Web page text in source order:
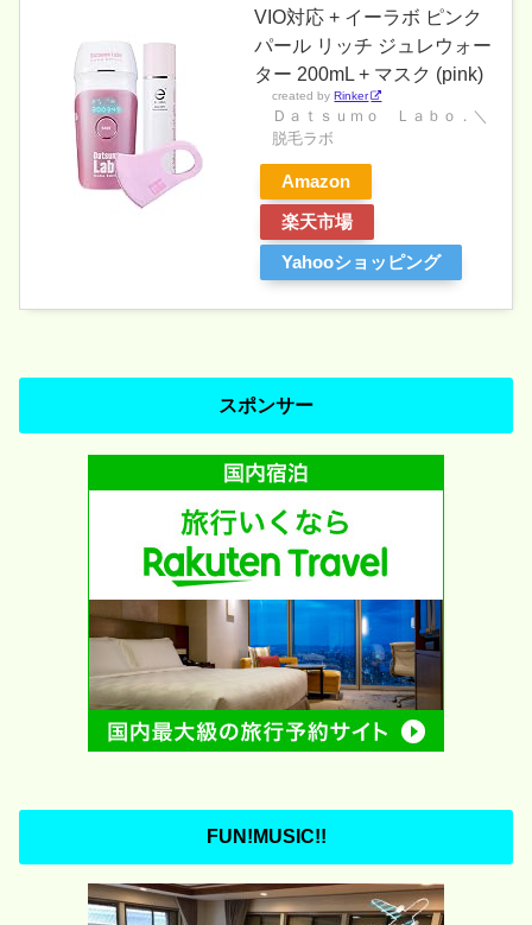
VIO対応 + イーラボ ピンク
パール リッチ ジュレウォー
ター 200mL + マスク (pink)
created byRinker
Ｄａｔｓｕｍｏ Ｌａｂｏ．＼
脱毛ラボ
Amazon
楽天市場
Yahooショッピング
スポンサー
FUN!MUSIC!!